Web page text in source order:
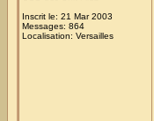
Inscrit le: 21 Mar 2003
Messages: 864
Localisation: Versailles